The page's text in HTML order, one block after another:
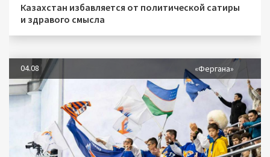
Казахстан избавляется от политической сатиры
и здравого смысла
04.08 «Фергана»